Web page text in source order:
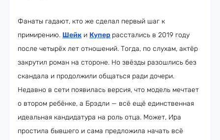
Фанаты гадают, кто же сделал первый шаг к
примирению. Шейк и Купер расстались в 2019 году
после четырёх лет отношений. Тогда, по слухам, актёр
закрутил роман на стороне. Но звёзды разошлись без
скандала и продолжили общаться ради дочери.
Недавно в сети появилась версия, что модель мечтает
о втором ребёнке, а Брэдли — всё ещё единственная
идеальная кандидатура на роль отца. Может, Ира
простила бывшего и сама предложила начать всё